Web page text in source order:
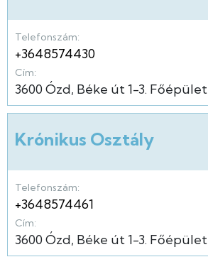
Telefonszám:
+3648574430
Cím:
3600Ózd Béke út 1-3. Főépület
Krónikus Osztály
Telefonszám:
+3648574461
Cím:
3600Ózd Béke út 1-3. Főépület